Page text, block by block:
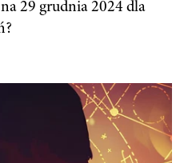
29 grudnia 2024 dla